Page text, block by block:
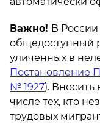
Важно! В России
общедоступный
уличенных в
Постановление
№ 1927). Вносить
числе тех, кто
трудовых